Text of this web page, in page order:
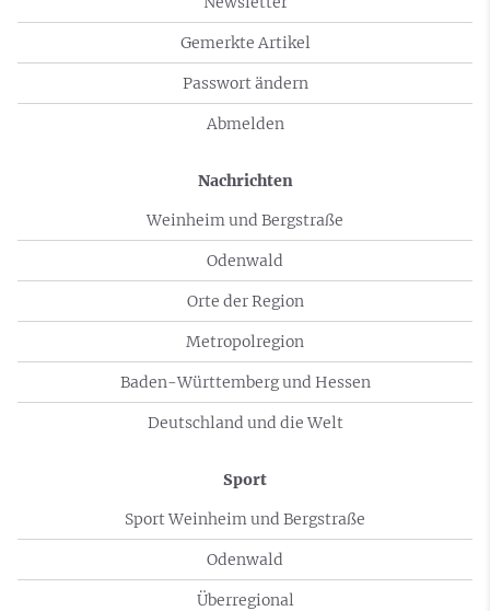
Gemerkte Artikel
Passwort ändern
Abmelden
Nachrichten
Weinheim und Bergstraße
Odenwald
Orte der Region
Metropolregion
Baden-Württemberg und Hessen
Deutschland und die Welt
Sport
Sport Weinheim und Bergstraße
Odenwald
Überregional